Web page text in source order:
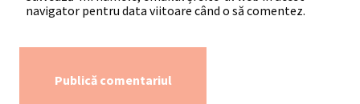
navigator pentru data viitoare când o să comentez.